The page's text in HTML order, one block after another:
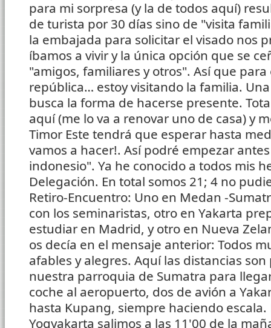
para mi sorpresa (y la de todos aquí)
de turista por 30 días sino de "visita
la embajada para solicitar el visado nos
íbamos a vivir y la única opción que se
"amigos, familiares y otros". Así que
república… estoy visitando la familia.
busca la forma de hacerse presente.
aquí (me lo va a renovar uno de casa) y
Timor Este tendrá que esperar hasta
vamos a hacer!. Así podré empezar
indonesio". Ya he conocido a todos mis
Delegación. En total somos 21; 4 no
Retiro-Encuentro: Uno en Medan -
con los seminaristas, otro en Yakarta
estudiar en Madrid, y otro en Nueva
os decía en el mensaje anterior: Todos
afables y alegres. Aquí las distancias
nuestra parroquia de Sumatra para
coche al aeropuerto, dos de avión a
hasta Kupang, siempre haciendo
Yogyakarta salimos a las 11'00 de la